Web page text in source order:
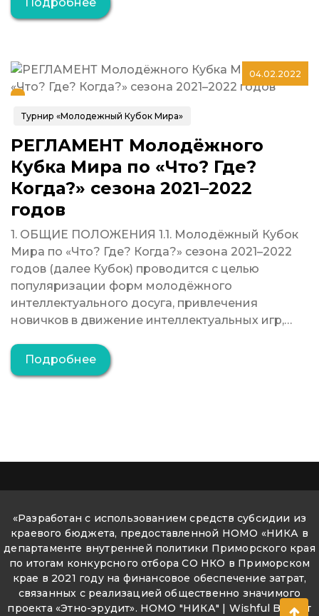
04.02.2022
Турнир «Молодежный Кубок Мира»
РЕГЛАМЕНТ Молодёжного
Кубка Мира по «Что? Где?
Когда?» сезона 2021–2022
годов
1. ОБЩИЕ ПОЛОЖЕНИЯ 1.1. Молодёжный Кубок
Мира по «Что? Где? Когда?» сезона 2021–2022
годов (далее Кубок) проводится с целью
популяризации форм молодёжного
интеллектуального досуга, привлечения
новичков в движение интеллектуальных игр,…
Подробнее
«Разработан с использованием средств субсидии из
краевого бюджета, предоставленной НОМО «НИКА в
департаменте внутренней политики Приморского края
по итогам конкурсного отбора СО НКО в Приморском
крае в 2021 году на финансовое обеспечение затрат,
связанных с реализацией общественно значимого
проекта «Этно-эрудит». НОМО "НИКА" | Wishful Blog от